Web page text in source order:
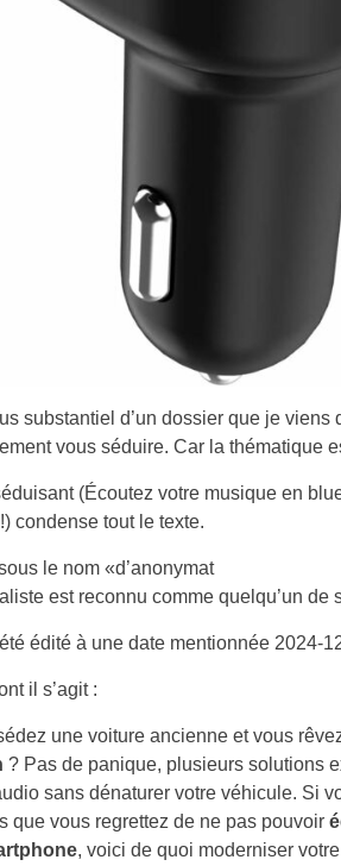
substantiel d’un dossier que je viens
vous séduire. Car la thématique
(Écoutez votre musique en
condense tout le texte.
le nom «d’anonymat
est reconnu comme quelqu’un de
édité à une date mentionnée 2024-
il s’agit :
une voiture ancienne et vous
? Pas de panique, plusieurs solutions
sans dénaturer votre véhicule. Si
que vous regrettez de ne pas pouvoir
, voici de quoi moderniser